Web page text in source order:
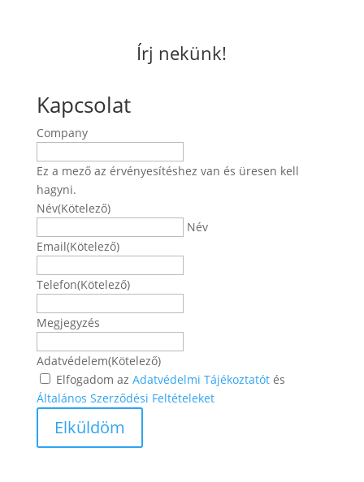
Írj nekünk!
Kapcsolat
Company
Ez a mező az érvényesítéshez van és üresen kell
hagyni.
Név(Kötelező)
Név
Email(Kötelező)
Telefon(Kötelező)
Megjegyzés
Adatvédelem(Kötelező)
Elfogadom az Adatvédelmi Tájékoztatótés
Általános Szerződési Feltételeket